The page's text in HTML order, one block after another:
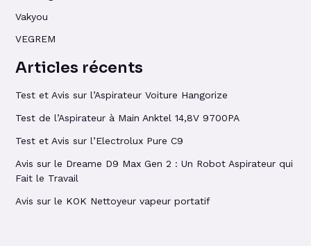
Vakyou
VEGREM
Articles récents
Test et Avis sur l’Aspirateur Voiture Hangorize
Test de l’Aspirateur à Main Anktel 14,8V 9700PA
Test et Avis sur l’Electrolux Pure C9
Avis sur le Dreame D9 Max Gen 2 : Un Robot Aspirateur qui
Fait le Travail
Avis sur le KOK Nettoyeur vapeur portatif